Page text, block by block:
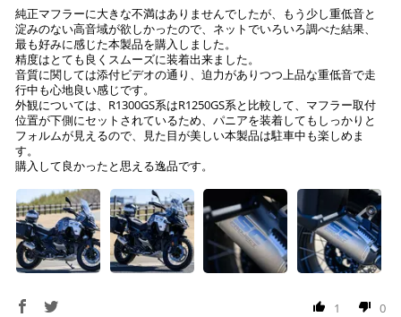
いつもの楽天IDとパスワードを使ってスムーズなお支払
いが可能です。
楽天ポイントが貯まる・使える！「簡単」「あんしん」
「お得」な楽天ペイをご利用ください。
※ 楽天ポイントが貯まるのは楽天カード・楽天ポイン
ト・楽天ペイ残高でのお支払いに限ります。
※ 現在楽天ペイでご使用頂けるクレジットカードは
Visa、Mastercard、JCBのみです。
キャッシュレス決済
は、送料が無料となります。
※通常送料は¥770(税込)です。
配送会社について
ヤマト運輸になります。 配送会社の指定はできかねます。
純正マフラーに大きな不満はありませんでしたが、もう少し重低音と
淀みのない高音域が欲しかったので、ネットでいろいろ調べた結果、
最も好みに感じた本製品を購入しました。
精度はとても良くスムーズに装着出来ました。
音質に関しては添付ビデオの通り、迫力がありつつ上品な重低音で走
行中も心地良い感じです。
外観については、R1300GS系はR1250GS系と比較して、マフラー取付
位置が下側にセットされているため、パニアを装着してもしっかりと
フォルムが見えるので、見た目が美しい本製品は駐車中も楽しめま
す。
購入して良かったと思える逸品です。
1 0